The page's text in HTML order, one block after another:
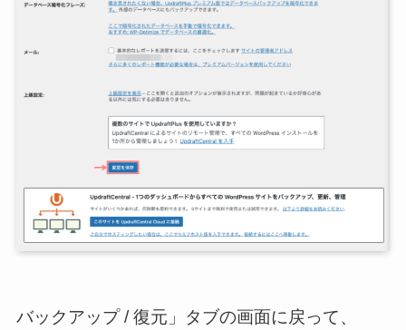
バックアップ / 復元」タブの画面に戻って、